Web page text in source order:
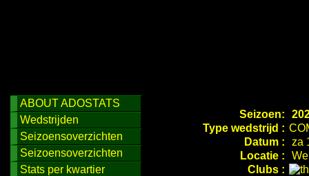
ABOUT ADOSTATS
Wedstrijden
Seizoensoverzichten
Seizoensoverzichten
Stats per kwartier
Seizoen:
Type wedstrijd :
Datum :
za
Locatie :
Clubs :